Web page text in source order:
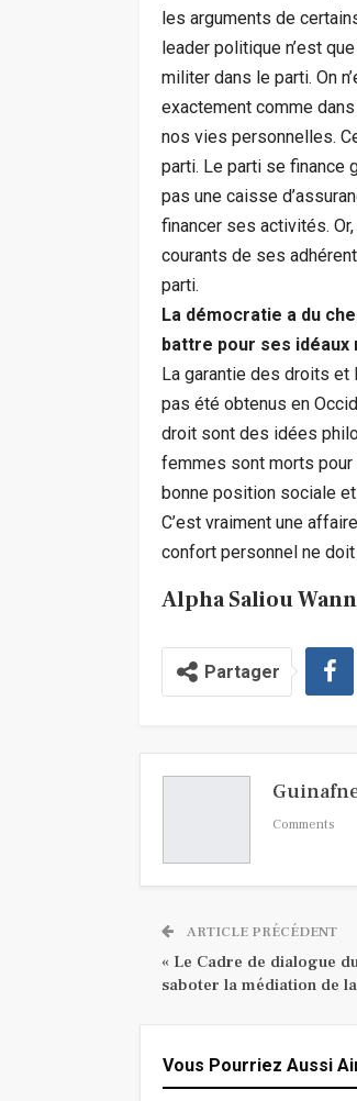
les arguments de
leader politique n’est
militer dans le parti. On
exactement comme
nos vies personnelles.
parti. Le parti se finance
pas une caisse
financer ses activités.
courants de ses
parti.
La démocratie a du
battre pour ses idéaux
La garantie des droits et
pas été obtenus en
droit sont des idées
femmes sont morts pour
bonne position sociale
C’est vraiment une
confort personnel ne
Alpha Saliou Wann
Partager
Comments
ARTICLE PRÉCÉDENT
« Le Cadre de dialogue
saboter la médiation de la
Vous Pourriez Aussi